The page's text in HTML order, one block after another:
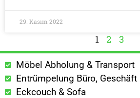
29. Kasım 2022
1 2 3
Möbel Abholung & Transport
Entrümpelung Büro, Geschäft
Eckcouch & Sofa